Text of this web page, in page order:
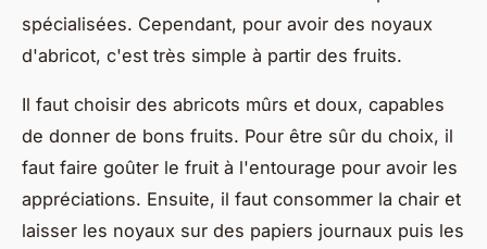
spécialisées. Cependant, pour avoir des noyaux
d'abricot, c'est très simple à partir des fruits.
Il faut choisir des abricots mûrs et doux, capables
de donner de bons fruits. Pour être sûr du choix, il
faut faire goûter le fruit à l'entourage pour avoir les
appréciations. Ensuite, il faut consommer la chair et
laisser les noyaux sur des papiers journaux puis les